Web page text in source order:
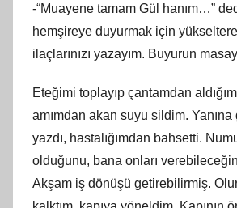
-“Muayene tamam Gül hanım…”
hemşireye duyurmak için
ilaçlarınızı yazayım. Buyurun
Eteğimi toplayıp çantamdan
amımdan akan suyu sildim.
yazdı, hastalığımdan bahsetti.
olduğunu, bana onları
Akşam iş dönüşü getirebilirmiş.